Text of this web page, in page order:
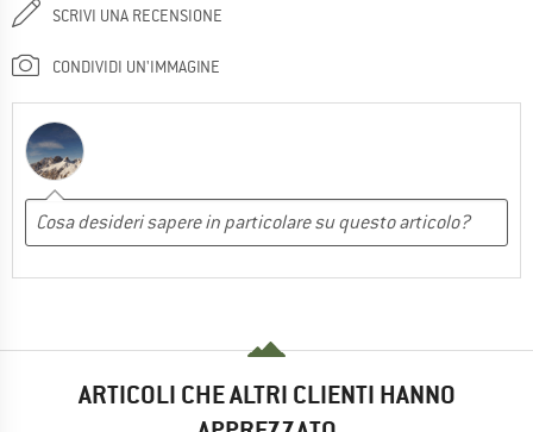
SCRIVI UNA RECENSIONE
CONDIVIDI UN'IMMAGINE
ARTICOLI CHE ALTRI CLIENTI HANNO